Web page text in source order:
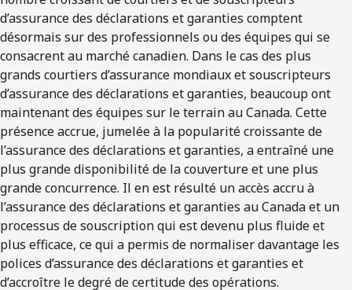
d’assurance des déclarations et garanties comptent
désormais sur des professionnels ou des équipes qui se
consacrent au marché canadien. Dans le cas des plus
grands courtiers d’assurance mondiaux et souscripteurs
d’assurance des déclarations et garanties, beaucoup ont
maintenant des équipes sur le terrain au Canada. Cette
présence accrue, jumelée à la popularité croissante de
l’assurance des déclarations et garanties, a entraîné une
plus grande disponibilité de la couverture et une plus
grande concurrence. Il en est résulté un accès accru à
l’assurance des déclarations et garanties au Canada et un
processus de souscription qui est devenu plus fluide et
plus efficace, ce qui a permis de normaliser davantage les
polices d’assurance des déclarations et garanties et
d’accroître le degré de certitude des opérations.